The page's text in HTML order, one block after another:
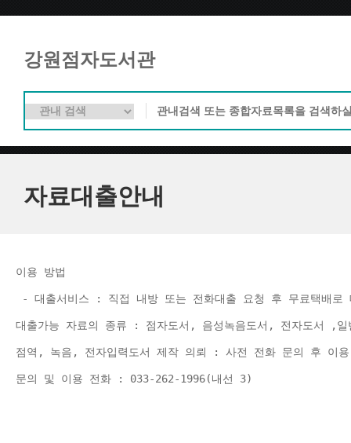
강원점자도서관
자료대출안내
이용 방법
- 대출서비스 : 직접 내방 또는 전화대출 요청 후 무료택배
대출가능 자료의 종류 : 점자도서, 음성녹음도서, 전자도서 ,
점역, 녹음, 전자입력도서 제작 의뢰 : 사전 전화 문의 후 이
문의 및 이용 전화 : 033-262-1996(내선 3)